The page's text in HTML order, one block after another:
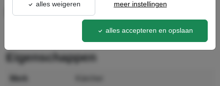
HD-slang6.025-166.0
eigenschappen
alles weigeren meer instellingen
alles accepteren en opslaan